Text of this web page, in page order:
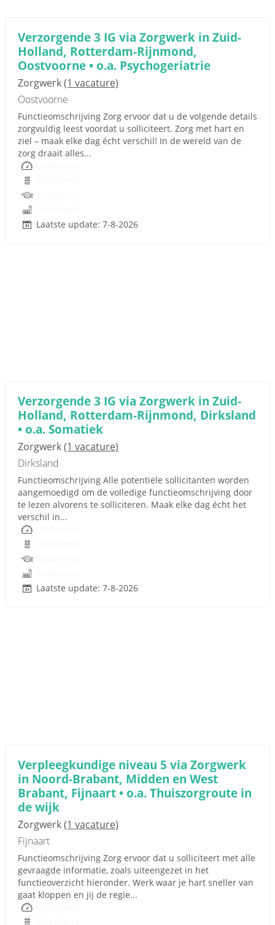
Verzorgende 3 IG via Zorgwerk in Zuid-
Holland, Rotterdam-Rijnmond,
Oostvoorne • o.a. Psychogeriatrie
Zorgwerk(1 vacature)
Oostvoorne
Functieomschrijving Zorg ervoor dat u de volgende details
zorgvuldig leest voordat u solliciteert. Zorg met hart en
ziel – maak elke dag écht verschil! In de wereld van de
zorg draait alles...
Laatste update: 7-8-2026
Verzorgende 3 IG via Zorgwerk in Zuid-
Holland, Rotterdam-Rijnmond, Dirksland
• o.a. Somatiek
Zorgwerk(1 vacature)
Dirksland
Functieomschrijving Alle potentiële sollicitanten worden
aangemoedigd om de volledige functieomschrijving door
te lezen alvorens te solliciteren. Maak elke dag écht het
verschil in...
Laatste update: 7-8-2026
Verpleegkundige niveau 5 via Zorgwerk
in Noord-Brabant, Midden en West
Brabant, Fijnaart • o.a. Thuiszorgroute in
de wijk
Zorgwerk(1 vacature)
Fijnaart
Functieomschrijving Zorg ervoor dat u solliciteert met alle
gevraagde informatie, zoals uiteengezet in het
functieoverzicht hieronder. Werk waar je hart sneller van
gaat kloppen en jij de regie...